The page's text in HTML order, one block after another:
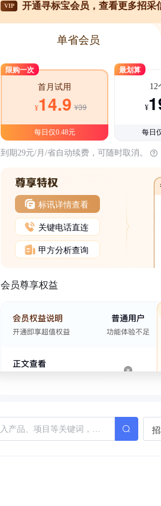
VIP 开通寻标宝会员，查看更多招采
单省会员
限购一次
首月试用
¥14.9 ¥39
每日仅0.48元
最划算
12
¥
每日
到期29元/月/省自动续费，可随时取消。
标讯详情查看
关键电话直连
甲方分析查询
会员尊享权益